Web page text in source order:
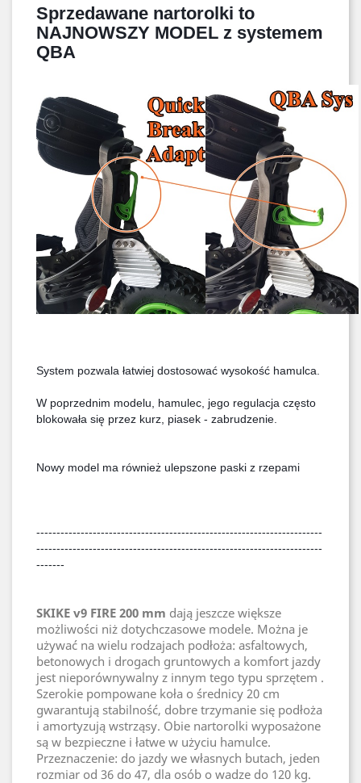
Sprzedawane nartorolki to
NAJNOWSZY MODEL z systemem
QBA
System pozwala łatwiej dostosować wysokość hamulca.
W poprzednim modelu, hamulec, jego regulacja często
blokowała się przez kurz, piasek - zabrudzenie.
Nowy model ma również ulepszone paski z rzepami
-----------------------------------------------------------------------
-----------------------------------------------------------------------
-------
SKIKE v9 FIRE 200 mm dają jeszcze większe
możliwości niż dotychczasowe modele. Można je
używać na wielu rodzajach podłoża: asfaltowych,
betonowych i drogach gruntowych a komfort jazdy
jest nieporównywalny z innym tego typu sprzętem .
Szerokie pompowane koła o średnicy 20 cm
gwarantują stabilność, dobre trzymanie się podłoża
i amortyzują wstrząsy. Obie nartorolki wyposażone
są w bezpieczne i łatwe w użyciu hamulce.
Przeznaczenie: do jazdy we własnych butach, jeden
rozmiar od 36 do 47, dla osób o wadze do 120 kg.